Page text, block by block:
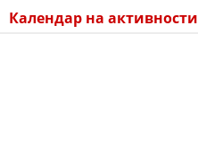
Календар на активности